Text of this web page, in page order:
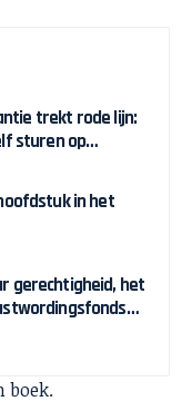
trekt rode lijn:
sturen op
in het
gerechtigheid, het
boek.